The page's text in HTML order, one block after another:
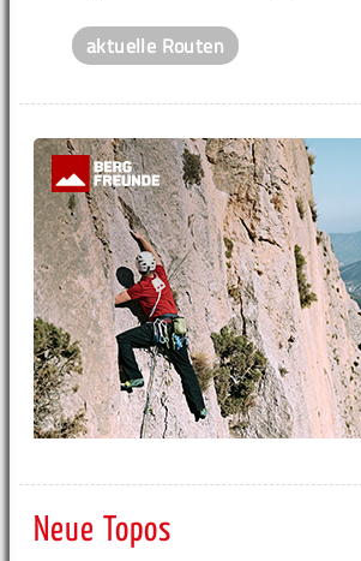
aktuelle Routen
Neue Topos